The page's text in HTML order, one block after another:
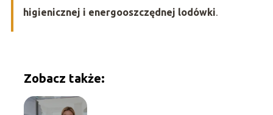
higienicznej i energooszczędnej lodówki.
Zobacz także: